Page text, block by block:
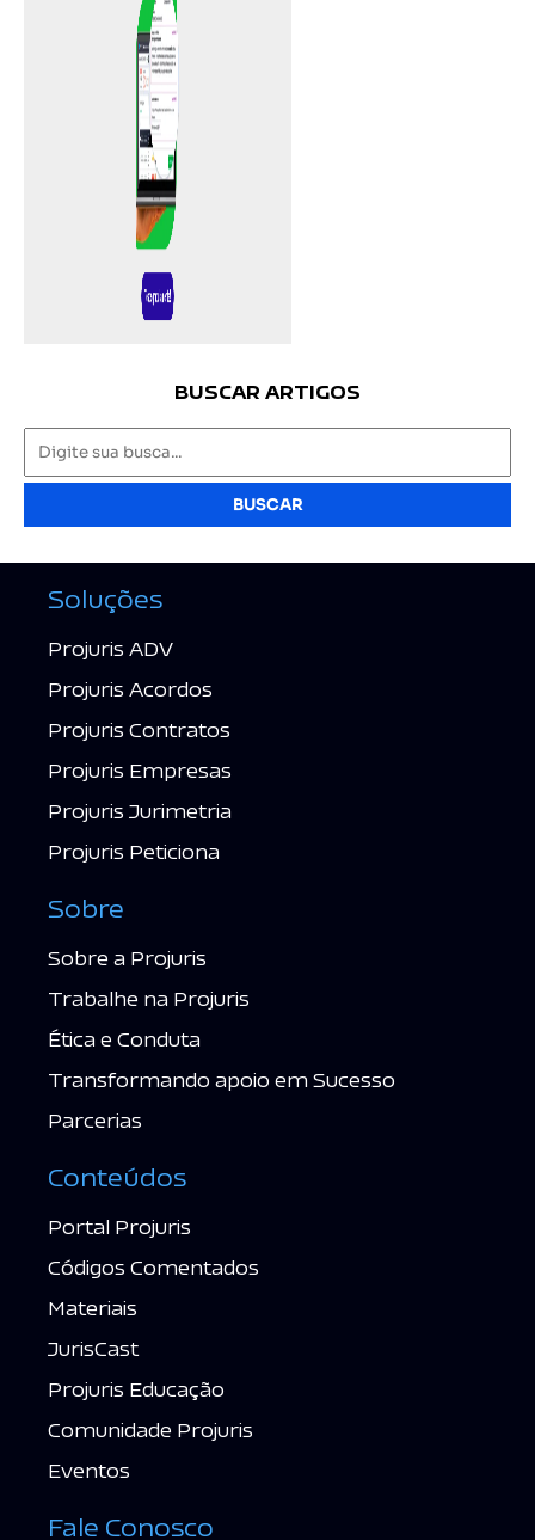
BUSCAR ARTIGOS
BUSCAR
Soluções
Projuris ADV
Projuris Acordos
Projuris Contratos
Projuris Empresas
Projuris Jurimetria
Projuris Peticiona
Sobre
Sobre a Projuris
Trabalhe na Projuris
Ética e Conduta
Transformando apoio em Sucesso
Parcerias
Conteúdos
Portal Projuris
Códigos Comentados
Materiais
JurisCast
Projuris Educação
Comunidade Projuris
Eventos
Fale Conosco